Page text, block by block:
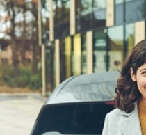
Skip to main content
Skip to footer